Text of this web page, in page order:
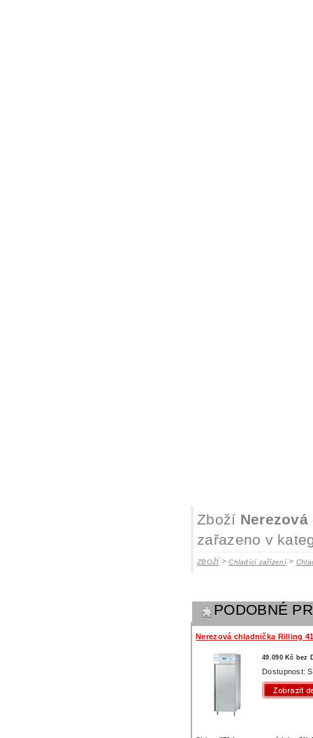
Zboží
zařazeno v
ZBOŽÍ>Chladící zařízení>
PODOBNÉ
Nerezová chladnička Rilling
49.090 Kč bez
Dostupnost: